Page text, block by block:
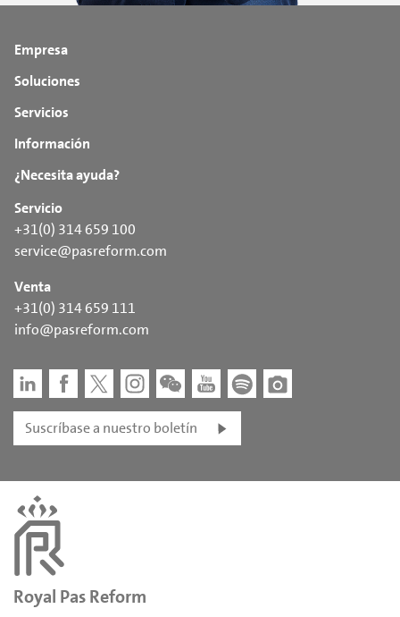
Empresa
Soluciones
Servicios
Información
¿Necesita ayuda?
Servicio
+31(0) 314 659 100
service@pasreform.com
Venta
+31(0) 314 659 111
info@pasreform.com
Suscríbase a nuestro boletín
Royal Pas Reform